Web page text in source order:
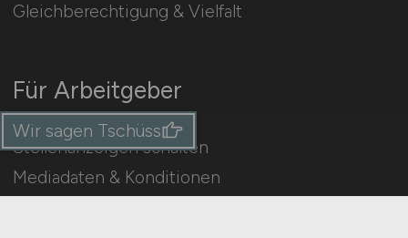
Gleichberechtigung & Vielfalt
Für Arbeitgeber
Stellenanzeigen schalten
Mediadaten & Konditionen
Wir sagen Tschüss